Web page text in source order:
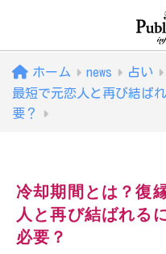
ホーム news 占い
最短で元恋人と再び結ば
要？
冷却期間とは？復
人と再び結ばれる
必要？